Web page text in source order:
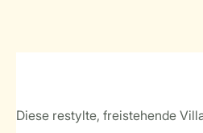
Diese restylte, freistehende